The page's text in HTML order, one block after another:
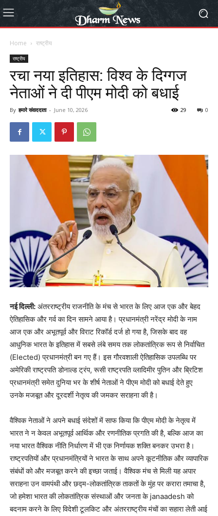
Home राष्ट्रीय
राष्ट्रीय
रचा नया इतिहास: विश्व के दिग्गज
नेताओं ने दी पीएम मोदी को बधाई
By हमारे संवाददाता - June 10, 2026 0
29
नई दिल्ली: अंतरराष्ट्रीय राजनीति के मंच से भारत के लिए आज एक और बेहद
ऐतिहासिक और गर्व का दिन सामने आया है। प्रधानमंत्री नरेंद्र मोदी के नाम
आज एक और अभूतपूर्व और विराट रिकॉर्ड दर्ज हो गया है, जिसके बाद वह
आधुनिक भारत के इतिहास में सबसे लंबे समय तक लोकतांत्रिक रूप से निर्वाचित
(Elected) प्रधानमंत्री बन गए हैं। इस गौरवशाली ऐतिहासिक उपलब्धि पर
अमेरिकी राष्ट्रपति डोनाल्ड ट्रंप, रूसी राष्ट्रपति व्लादिमीर पुतिन और ब्रिटिश
प्रधानमंत्री समेत दुनिया भर के शीर्ष नेताओं ने पीएम मोदी को बधाई देते हुए
उनके मजबूत और दूरदर्शी नेतृत्व की जमकर सराहना की है।
वैश्विक नेताओं ने अपने बधाई संदेशों में साफ किया कि पीएम मोदी के नेतृत्व में
भारत ने न केवल अभूतपूर्व आर्थिक और रणनीतिक प्रगति की है, बल्कि आज का
नया भारत वैश्विक नीति निर्धारण में भी एक निर्णायक शक्ति बनकर उभरा है।
राष्ट्रपतियों और प्रधानमंत्रियों ने भारत के साथ अपने कूटनीतिक और व्यापारिक
संबंधों को और मजबूत करने की इच्छा जताई। वैश्विक मंच से मिली यह अपार
सराहना उन वामपंथी और छद्म-लोकतांत्रिक ताकतों के मुंह पर करारा तमाचा है,
जो हमेशा भारत की लोकतांत्रिक संस्थाओं और जनता के janaadesh को
बदनाम करने के लिए विदेशी टूलकिट और अंतरराष्ट्रीय मंचों का सहारा लेती आई